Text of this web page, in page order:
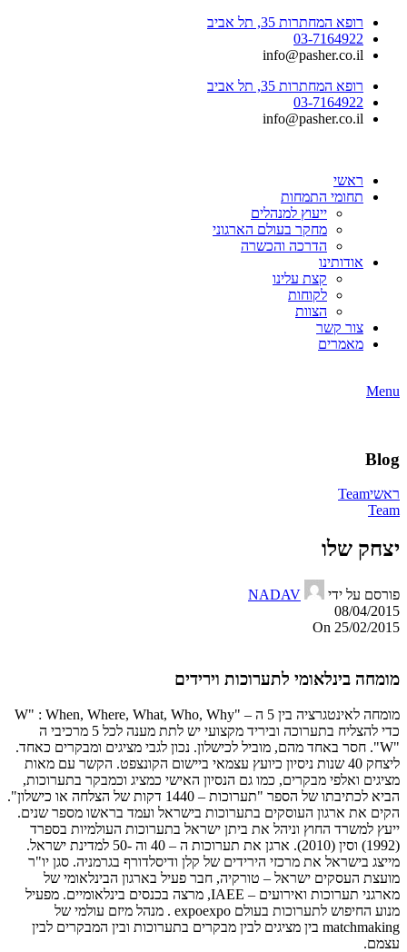
רופא המחתרות 35, תל אביב
03-7164922
info@pasher.co.il
רופא המחתרות 35, תל אביב
03-7164922
info@pasher.co.il
ראשי
תחומי התמחות
ייעוץ למנהלים
מחקר בעולם הארגוני
הדרכה והכשרה
אודותינו
קצת עלינו
לקוחות
הצוות
צור קשר
מאמרים
Menu
Blog
ראשיTeam
Team
יצחק שלו
פורסם על ידי
NADAV
08/04/2015
On 25/02/2015
מומחה בינלאומי לתערוכות וירידים
מומחה לאינטגרציה בין 5 ה – "W" : When, Where, What, Who, Why
כדי להצליח בתערוכה וביריד מקצועי יש לתת מענה לכל 5 מרכיבי ה
"W". חסר באחד מהם, מוביל לכישלון. נכון לגבי מציגים ומבקרים כאחד.
ליצחק 40 שנות ניסיון כיועץ עצמאי ביישום הקונצפט. הקשר עם מאות
מציגים ואלפי מבקרים, כמו גם הנסיון האישי כמציג וכמבקר בתערוכות,
הביא לכתיבתו של הספר "תערוכות – 1440 דקות של הצלחה או כישלון".
הקים את ארגון העוסקים בתערוכות בישראל ועמד בראשו מספר שנים.
ייעץ למשרד החוץ וניהל את ביתן ישראל בתערוכות העולמיות בספרד
(1992) וסין (2010). ארגן את תערוכות ה – 40 וה -50 למדינת ישראל.
מייצג בישראל את מרכזי הירידים של קלן ודיסלדורף בגרמניה. סגן יו"ר
מועצת העסקים ישראל – טורקיה, חבר פעיל בארגון הבינלאומי של
מארגני תערוכות ואירועים – IAEE, מרצה בכנסים בינלאומיים. מפעיל
מנוע החיפוש לתערוכות בעולם expoexpo . מנהל מיזם עולמי של
matchmaking בין מציגים לבין מבקרים בתערוכות ובין המבקרים לבין
עצמם.